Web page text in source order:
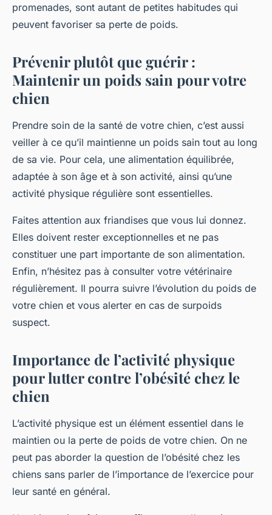
promenades, sont autant de petites habitudes qui
peuvent favoriser sa perte de poids.
Prévenir plutôt que guérir :
Maintenir un poids sain pour votre
chien
Prendre soin de la santé de votre chien, c’est aussi
veiller à ce qu’il maintienne un poids sain tout au long
de sa vie. Pour cela, une alimentation équilibrée,
adaptée à son âge et à son activité, ainsi qu’une
activité physique régulière sont essentielles.
Faites attention aux friandises que vous lui donnez.
Elles doivent rester exceptionnelles et ne pas
constituer une part importante de son alimentation.
Enfin, n’hésitez pas à consulter votre vétérinaire
régulièrement. Il pourra suivre l’évolution du poids de
votre chien et vous alerter en cas de surpoids
suspect.
Importance de l’activité physique
pour lutter contre l’obésité chez le
chien
L’activité physique est un élément essentiel dans le
maintien ou la perte de poids de votre chien. On ne
peut pas aborder la question de l’obésité chez les
chiens sans parler de l’importance de l’exercice pour
leur santé en général.